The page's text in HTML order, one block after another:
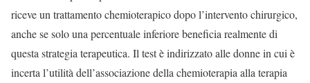
riceve un trattamento chemioterapico dopo l’intervento chirurgico,
anche se solo una percentuale inferiore beneficia realmente di
questa strategia terapeutica. Il test è indirizzato alle donne in cui è
incerta l’utilità dell’associazione della chemioterapia alla terapia